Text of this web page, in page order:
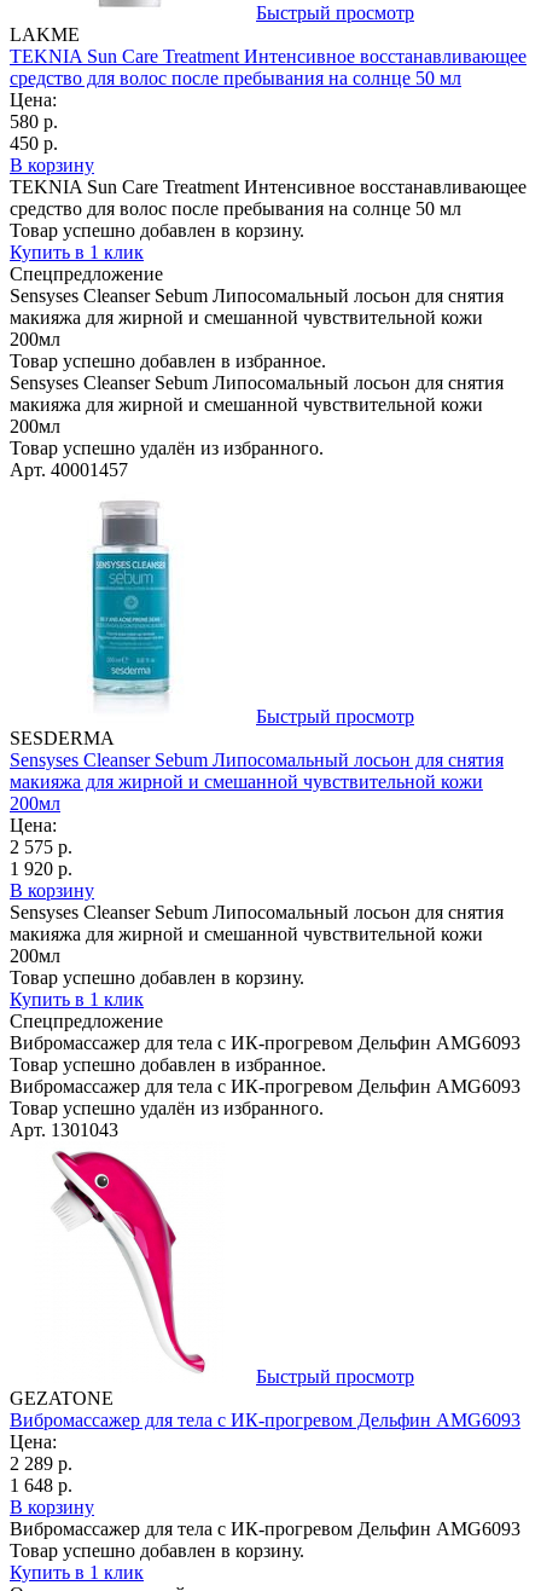
Быстрый просмотр
LAKME
TEKNIA Sun Care Treatment Интенсивное восстанавливающее
средство для волос после пребывания на солнце 50 мл
Цена:
580 р.
450 р.
В корзину
TEKNIA Sun Care Treatment Интенсивное восстанавливающее
средство для волос после пребывания на солнце 50 мл
Товар успешно добавлен в корзину.
Купить в 1 клик
Спецпредложение
Sensyses Cleanser Sebum Липосомальный лосьон для снятия
макияжа для жирной и смешанной чувствительной кожи
200мл
Товар успешно добавлен в избранное.
Sensyses Cleanser Sebum Липосомальный лосьон для снятия
макияжа для жирной и смешанной чувствительной кожи
200мл
Товар успешно удалён из избранного.
Арт. 40001457
Быстрый просмотр
SESDERMA
Sensyses Cleanser Sebum Липосомальный лосьон для снятия
макияжа для жирной и смешанной чувствительной кожи
200мл
Цена:
2 575 р.
1 920 р.
В корзину
Sensyses Cleanser Sebum Липосомальный лосьон для снятия
макияжа для жирной и смешанной чувствительной кожи
200мл
Товар успешно добавлен в корзину.
Купить в 1 клик
Спецпредложение
Вибромассажер для тела с ИК-прогревом Дельфин AMG6093
Товар успешно добавлен в избранное.
Вибромассажер для тела с ИК-прогревом Дельфин AMG6093
Товар успешно удалён из избранного.
Арт. 1301043
Быстрый просмотр
GEZATONE
Вибромассажер для тела с ИК-прогревом Дельфин AMG6093
Цена:
2 289 р.
1 648 р.
В корзину
Вибромассажер для тела с ИК-прогревом Дельфин AMG6093
Товар успешно добавлен в корзину.
Купить в 1 клик